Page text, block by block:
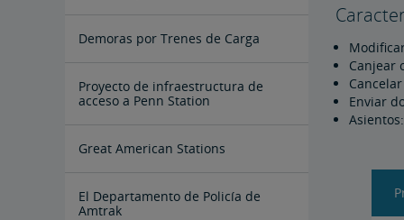
Archivo de Documentos
Demoras por Trenes de Carga
Proyecto de infraestructura de
acceso a Penn Station
Great American Stations
El Departamento de Policía de
Amtrak
Canjear
Enviar